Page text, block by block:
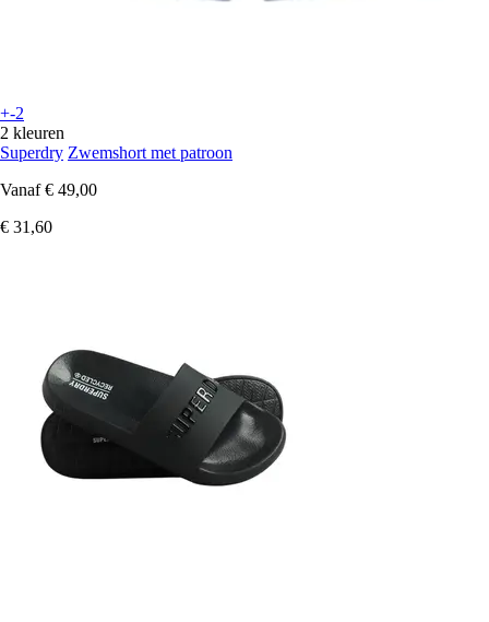
+-2
2 kleuren
Superdry Zwemshort met patroon
Vanaf € 49,00
€ 31,60